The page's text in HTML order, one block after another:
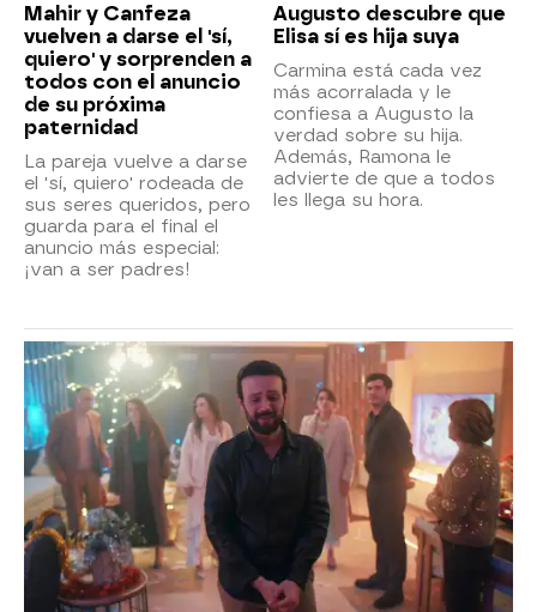
Mahir y Canfeza
vuelven a darse el 'sí,
quiero' y sorprenden a
todos con el anuncio
de su próxima
paternidad
La pareja vuelve a darse
el 'sí, quiero' rodeada de
sus seres queridos, pero
guarda para el final el
anuncio más especial:
¡van a ser padres!
Augusto descubre que
Elisa sí es hija suya
Carmina está cada vez
más acorralada y le
confiesa a Augusto la
verdad sobre su hija.
Además, Ramona le
advierte de que a todos
les llega su hora.